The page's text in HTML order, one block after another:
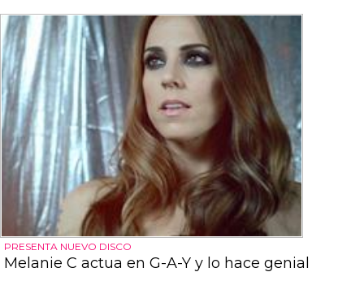
PRESENTA NUEVO DISCO
Melanie C actua en G-A-Y y lo hace genial